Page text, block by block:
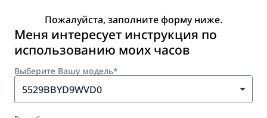
Пожалуйста, заполните форму ниже.
Меня интересует инструкция по
использованию моих часов
Выберите Вашу модель*
5529BBYD9WVD0